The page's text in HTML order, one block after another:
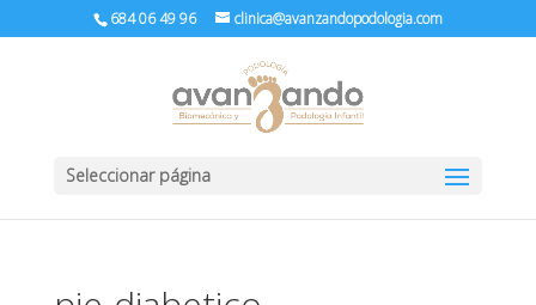
684 06 49 96 clinica@avanzandopodologia.com
Seleccionar página